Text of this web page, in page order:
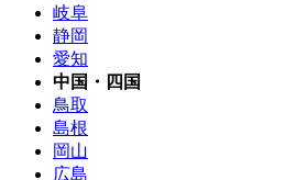
岐阜
静岡
愛知
中国・四国
鳥取
島根
岡山
広島